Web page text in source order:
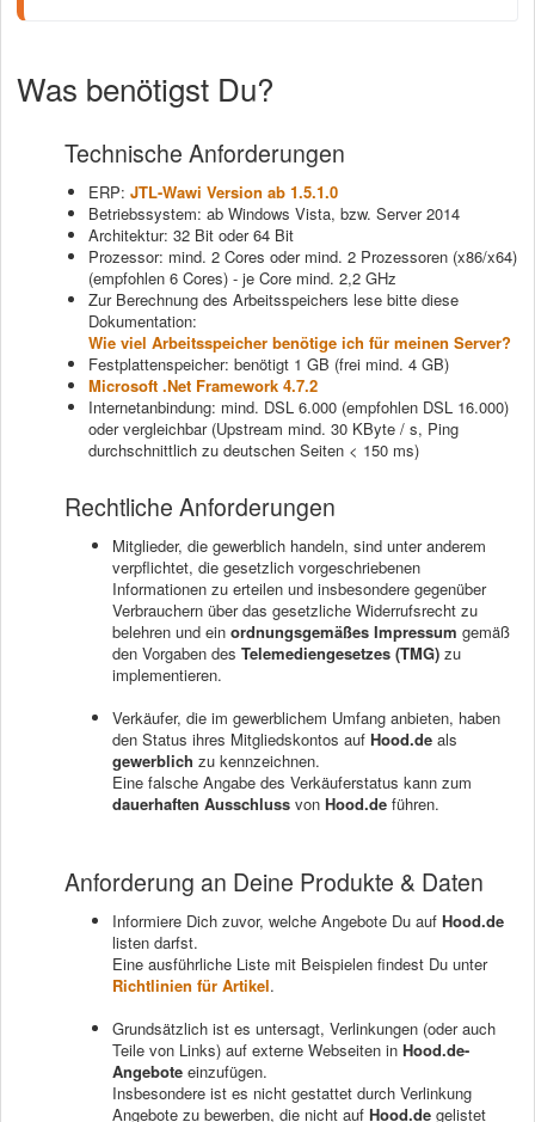
Was benötigst Du?
Technische Anforderungen
ERP: JTL-Wawi Version ab 1.5.1.0
Betriebssystem: ab Windows Vista, bzw. Server 2014
Architektur: 32 Bit oder 64 Bit
Prozessor: mind. 2 Cores oder mind. 2 Prozessoren (x86/x64)
(empfohlen 6 Cores) - je Core mind. 2,2 GHz
Zur Berechnung des Arbeitsspeichers lese bitte diese
Dokumentation:
Wie viel Arbeitsspeicher benötige ich für meinen Server?
Festplattenspeicher: benötigt 1 GB (frei mind. 4 GB)
Microsoft .Net Framework 4.7.2
Internetanbindung: mind. DSL 6.000 (empfohlen DSL 16.000)
oder vergleichbar (Upstream mind. 30 KByte / s, Ping
durchschnittlich zu deutschen Seiten < 150 ms)
Rechtliche Anforderungen
Mitglieder, die gewerblich handeln, sind unter anderem
verpflichtet, die gesetzlich vorgeschriebenen
Informationen zu erteilen und insbesondere gegenüber
Verbrauchern über das gesetzliche Widerrufsrecht zu
belehren und ein ordnungsgemäßes Impressum gemäß
den Vorgaben des Telemediengesetzes (TMG) zu
implementieren.
Verkäufer, die im gewerblichem Umfang anbieten, haben
den Status ihres Mitgliedskontos auf Hood.de als
gewerblich zu kennzeichnen.
Eine falsche Angabe des Verkäuferstatus kann zum
dauerhaften Ausschluss von Hood.de führen.
Anforderung an Deine Produkte & Daten
Informiere Dich zuvor, welche Angebote Du auf Hood.de
listen darfst.
Eine ausführliche Liste mit Beispielen findest Du unter
Richtlinien für Artikel.
Grundsätzlich ist es untersagt, Verlinkungen (oder auch
Teile von Links) auf externe Webseiten in Hood.de-
Angebote einzufügen.
Insbesondere ist es nicht gestattet durch Verlinkung
Angebote zu bewerben, die nicht auf Hood.de gelistet